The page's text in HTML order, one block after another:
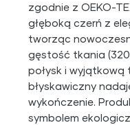
zgodnie z OEKO-
głęboką czerń z
tworząc
gęstość tkania
połysk i wyjątkową
błyskawiczny
wykończenie.
symbolem